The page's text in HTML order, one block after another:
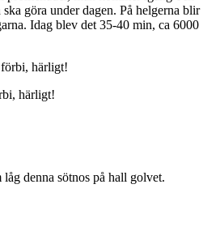
göra under dagen. På helgerna blir
Idag blev det 35-40 min, ca 6000
härligt!
denna sötnos på hall golvet.